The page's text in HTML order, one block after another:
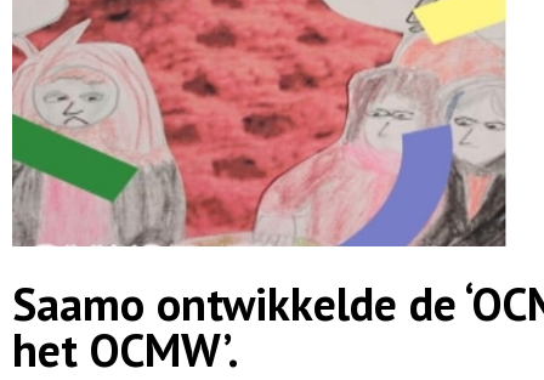
Saamo ontwikkelde de
het OCMW’.